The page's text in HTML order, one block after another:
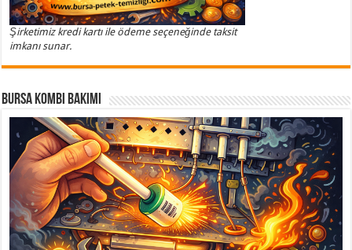
Şirketimiz kredi kartı ile ödeme seçeneğinde taksit
imkanı sunar.
Bursa Kombi Bakımı